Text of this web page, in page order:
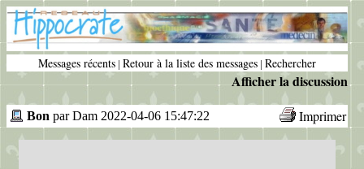
Messages récents | Retour à la liste des messages | Rechercher
Afficher la discussion
Bon par Dam 2022-04-06 15:47:22 Imprimer